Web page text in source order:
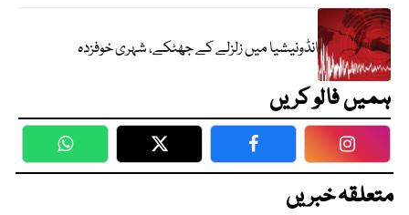
انڈونیشیا میں زلزلے کے جھٹکے، شہری خوفزدہ
ہمیں فالو کریں
WhatsApp Twitter Facebook
متعلقہ خبریں